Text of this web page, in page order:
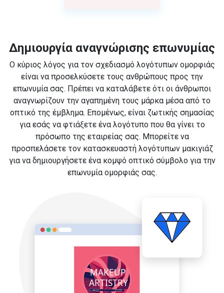
Δημιουργία αναγνώρισης επωνυμίας
Ο κύριος λόγος για τον σχεδιασμό λογότυπων ομορφιάς
είναι να προσελκύσετε τους ανθρώπους προς την
επωνυμία σας. Πρέπει να καταλάβετε ότι οι άνθρωποι
αναγνωρίζουν την αγαπημένη τους μάρκα μέσα από το
οπτικό της έμβλημα. Επομένως, είναι ζωτικής σημασίας
για εσάς να φτιάξετε ένα λογότυπο που θα γίνει το
πρόσωπο της εταιρείας σας. Μπορείτε να
προσπελάσετε τον κατασκευαστή λογότυπων μακιγιάζ
για να δημιουργήσετε ένα κομψό οπτικό σύμβολο για την
επωνυμία ομορφιάς σας.